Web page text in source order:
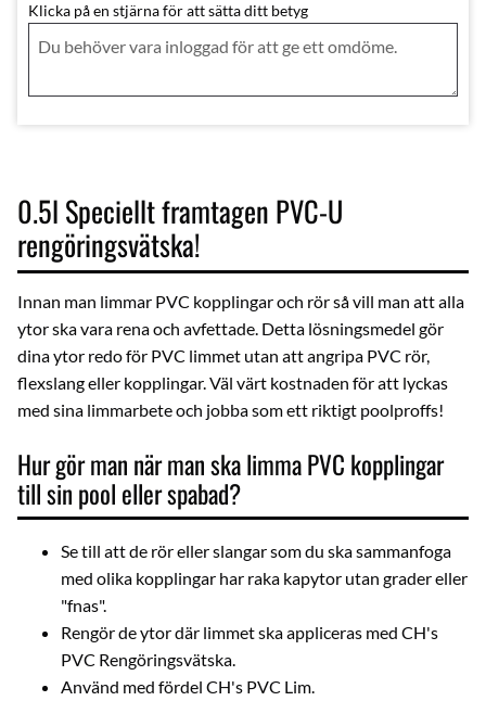
0.5l Speciellt framtagen PVC-U
rengöringsvätska!
Innan man limmar PVC kopplingar och rör så vill man att alla
ytor ska vara rena och avfettade. Detta lösningsmedel gör
dina ytor redo för PVC limmet utan att angripa PVC rör,
flexslang eller kopplingar. Väl värt kostnaden för att lyckas
med sina limmarbete och jobba som ett riktigt poolproffs!
Hur gör man när man ska limma PVC kopplingar
till sin pool eller spabad?
Se till att de rör eller slangar som du ska sammanfoga
med olika kopplingar har raka kapytor utan grader eller
"fnas".
Rengör de ytor där limmet ska appliceras med CH's
PVC Rengöringsvätska
Använd med fördel CH's PVC Lim
Klicka på en stjärna för att sätta ditt betyg